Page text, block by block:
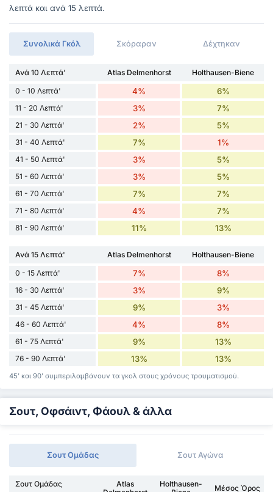
λεπτά και ανά 15 λεπτά.
Συνολικά Γκόλ Σκόραραν Δέχτηκαν
Ανά 10 Λεπτά' Atlas Delmenhorst
Holthausen-Biene
0 - 10 Λεπτά'
4% 6%
11 - 20 Λεπτά' 3% 7%
21 - 30 Λεπτά' 2% 5%
31 - 40 Λεπτά' 7% 1%
41 - 50 Λεπτά' 3% 5%
51 - 60 Λεπτά' 3% 5%
61 - 70 Λεπτά' 7% 7%
71 - 80 Λεπτά' 4% 7%
81 - 90 Λεπτά' 11% 13%
Ανά 15 Λεπτά' Atlas Delmenhorst
Holthausen-Biene
0 - 15 Λεπτά'
7% 8%
16 - 30 Λεπτά' 3% 9%
31 - 45 Λεπτά' 9% 3%
46 - 60 Λεπτά' 4% 8%
61 - 75 Λεπτά' 9% 13%
76 - 90 Λεπτά' 13% 13%
45' και 90' συμπεριλαμβάνουν τα γκολ στους χρόνους τραυματισμού.
Σουτ, Οφσάιντ, Φάουλ & άλλα
Σουτ Ομάδας Σουτ Αγώνα
Σουτ Ομάδας
Atlas
Holthausen-
Μέσος Όρος